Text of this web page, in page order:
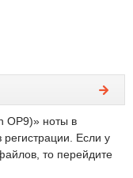
OP9)» ноты в
Если у
то перейдите